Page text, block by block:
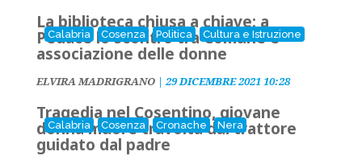
Calabria Cosenza Politica Cultura e Istruzione
La biblioteca chiusa a chiave: a
Pedace lo scontro tra Comune e
associazione delle donne
ELVIRA MADRIGRANO| 29 DICEMBRE 2021 10:28
Calabria Cosenza Cronache Nera
Tragedia nel Cosentino, giovane
donna muore travolta dal trattore
guidato dal padre